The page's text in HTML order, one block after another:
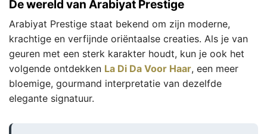
De wereld van Arabiyat Prestige
Arabiyat Prestige staat bekend om zijn moderne,
krachtige en verfijnde oriëntaalse creaties. Als je van
geuren met een sterk karakter houdt, kun je ook het
volgende ontdekken La Di Da Voor Haar, een meer
bloemige, gourmand interpretatie van dezelfde
elegante signatuur.